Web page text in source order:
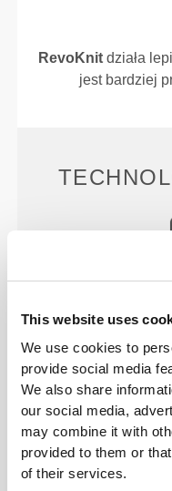
This website uses
We use cookies to
provide social media
We also share
our social media,
may combine it with
provided to them or
of their services.
RevoKnit działa
jest bardziej
59% Poliamid /
PoliStretch©
wszechstronna
laboratorium,
kompresji oraz
osiągów,